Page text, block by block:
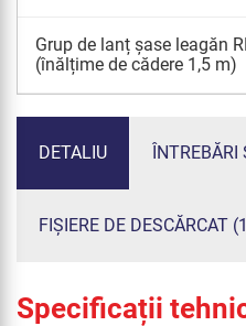
Grup de lanț șase leagăn
(înălțime de cădere 1,5 m)
DETALIU ÎNTREBĂRI
FIȘIERE DE DESCĂRCAT
Specificații